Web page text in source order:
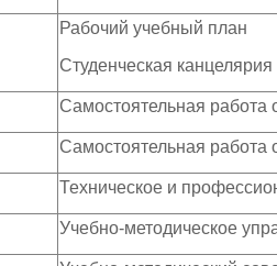
Рабочий учебный план
Студенческая канцелярия
Самостоятельная работа
Самостоятельная работа
Техническое и
Учебно-методическое